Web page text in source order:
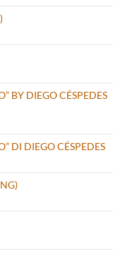
BY DIEGO CÉSPEDES
DI DIEGO CÉSPEDES